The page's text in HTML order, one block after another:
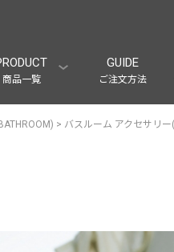
商品一覧
GUIDE
ご注文方法
> バスルーム アクセサリー